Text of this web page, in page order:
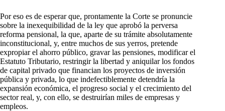
Por eso es de esperar que, prontamente la Corte se pronuncie
sobre la inexequibilidad de la ley que aprobó la perversa
reforma pensional, la que, aparte de su trámite absolutamente
inconstitucional, y, entre muchos de sus yerros, pretende
expropiar el ahorro público, gravar las pensiones, modificar el
Estatuto Tributario, restringir la libertad y aniquilar los fondos
de capital privado que financian los proyectos de inversión
pública y privada, lo que indefectiblemente detendría la
expansión económica, el progreso social y el crecimiento del
sector real, y, con ello, se destruirían miles de empresas y
empleos.